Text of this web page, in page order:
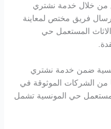
من خلال خدمة نشتري
فريق مختص لمعاينة
المستعمل حي
ضمن خدمة نشتري
من الشركات الموثوقة في
حي المونسية تشمل